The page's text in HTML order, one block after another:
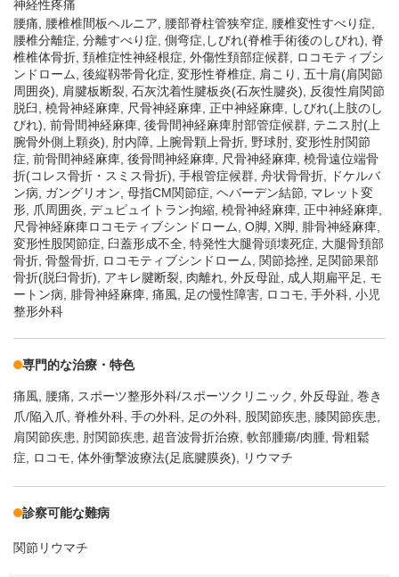
神経性疼痛
腰痛, 腰椎椎間板ヘルニア, 腰部脊柱管狭窄症, 腰椎変性すべり症,
腰椎分離症, 分離すべり症, 側弯症,しびれ(脊椎手術後のしびれ), 脊
椎椎体骨折, 頚椎症性神経根症, 外傷性頚部症候群, ロコモティブシ
ンドローム, 後縦靱帯骨化症, 変形性脊椎症, 肩こり, 五十肩(肩関節
周囲炎), 肩腱板断裂, 石灰沈着性腱板炎(石灰性腱炎), 反復性肩関節
脱臼, 橈骨神経麻痺, 尺骨神経麻痺, 正中神経麻痺, しびれ(上肢のし
びれ), 前骨間神経麻痺, 後骨間神経麻痺肘部管症候群, テニス肘(上
腕骨外側上顆炎), 肘内障, 上腕骨顆上骨折, 野球肘, 変形性肘関節
症, 前骨間神経麻痺, 後骨間神経麻痺, 尺骨神経麻痺, 橈骨遠位端骨
折(コレス骨折・スミス骨折), 手根管症候群, 舟状骨骨折, ドケルバ
ン病, ガングリオン, 母指CM関節症, ヘバーデン結節, マレット変
形, 爪周囲炎, デュピュイトラン拘縮, 橈骨神経麻痺, 正中神経麻痺,
尺骨神経麻痺ロコモティブシンドローム, O脚, X脚, 腓骨神経麻痺,
変形性股関節症, 臼蓋形成不全, 特発性大腿骨頭壊死症, 大腿骨頚部
骨折, 骨盤骨折, ロコモティブシンドローム, 関節捻挫, 足関節果部
骨折(脱臼骨折), アキレ腱断裂, 肉離れ, 外反母趾, 成人期扁平足, モ
ートン病, 腓骨神経麻痺, 痛風, 足の慢性障害, ロコモ, 手外科, 小児
整形外科
専門的な治療・特色
痛風 腰痛 スポーツ整形外科/スポーツクリニック 外反母趾 巻き
爪/陥入爪
脊椎外科 手の外科 足の外科 股関節疾患
膝関節疾患
肩関節疾患
肘関節疾患 超音波骨折治療 軟部腫瘍/肉腫 骨粗鬆
症
ロコモ 体外衝撃波療法(足底腱膜炎) リウマチ
診察可能な難病
関節リウマチ